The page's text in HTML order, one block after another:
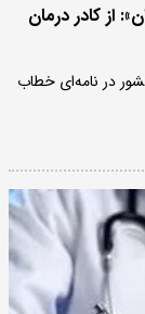
از کادر درمان
در نامه‌ای خطاب